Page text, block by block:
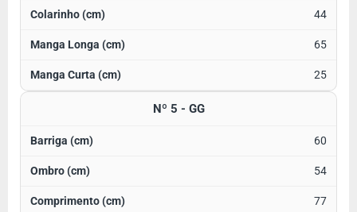
44
65
25
Nº 5 - GG
60
54
77